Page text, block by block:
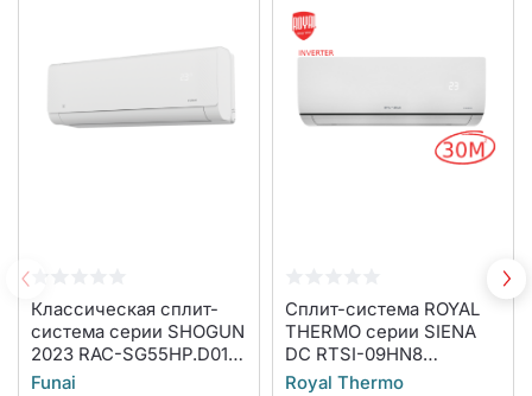
Классическая сплит-
система серии SHOGUN
2023 RAC-SG55HP.D01
(комплект)
Funai
Сплит-система ROYAL
THERMO серии SIENA
DC RTSI-09HN8
комплект
Royal Thermo